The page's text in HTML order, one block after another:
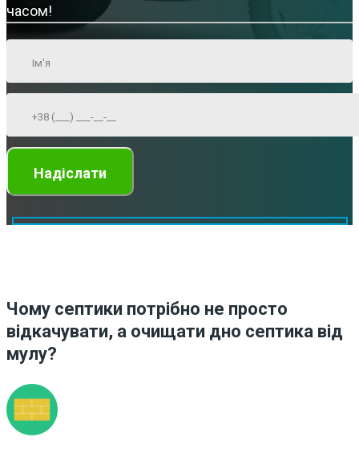
часом!
Чому септики потрібно не просто
відкачувати, а очищати дно септика від
мулу?